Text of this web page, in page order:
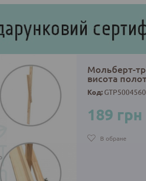
Мольберт-
висота
Код:
189 грн
В обране